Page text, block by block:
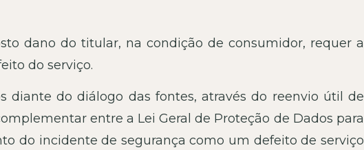
dano do titular, na condição de consumidor, requer a
do serviço.
diante do diálogo das fontes, através do reenvio útil de
entre a Lei Geral de Proteção de Dados para
do incidente de segurança como um defeito de serviço